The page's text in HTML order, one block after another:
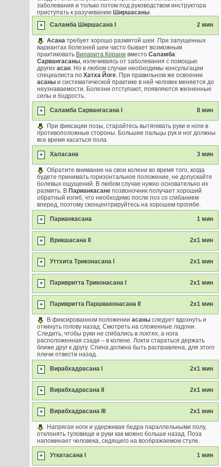
заболевания и только потом под руководством инструктора
приступать к разучиванию Ширшасаны.
+
Саламба Ширшасана I 2 мин
Асана требует хорошо размятой шеи. При запущенных
вариантах болезней шеи часто бывает возможным
практиковать Випарита Корани вместо Саламба
Сарвангасаны, излечиваясь от заболевания с помощью
других асан. Но в любом случае необходимы консультации
специалиста по Хатха Йоге. При правильном же освоении
асаны и систематической практике в ней человек меняется до
неузнаваемости. Болезни отступают, появляются жизненные
силы и бодрость.
+ Саламба Сарвангасана I 8 мин
При фиксации позы, старайтесь вытягивать руки и ноги в
противоположные стороны. Большие пальцы рук и ног должны
все время касаться пола.
+ Халасана 3 мин
Обратите внимание на свои колени во время того, когда
будете принимать горизонтальное положение, не допускайте
болевых ощущений. В любом случае нужно основательно их
размять. В Парианкасане позвоночник получает хороший
обратный изгиб, что необходимо после поз со сгибанием
вперед, поэтому сконцентрируйтесь на хорошем прогибе.
+ Парианкасана 1 мин
+ Врикшасана II 2х1 мин
+ Уттхита Триконасана I 2х1 мин
+ Паривритта Триконасана I 2х1 мин
+ Паривритта Паршваконасана II 2х1 мин
В фиксированном положении асаны следует вдохнуть и
откинуть голову назад. Смотреть на сложенные ладони.
Следить, чтобы руки не сгибались в локтях, а нога
расположенная сзади – в колене. Локти стараться держать
ближе друг к другу. Спина должна быть расправлена, для этого
плечи отвести назад.
+ Вирабхадрасана I 2х1 мин
+ Вирабхадрасана II 2х1 мин
+ Вирабхадрасана III 2х1 мин
Напрягая ноги и удерживая бедра параллельными полу,
отклонять туловище и руки как можно больше назад. Поза
напоминает человека, сидящего на воображаемом стуле.
+ Уткатасана I 1 мин